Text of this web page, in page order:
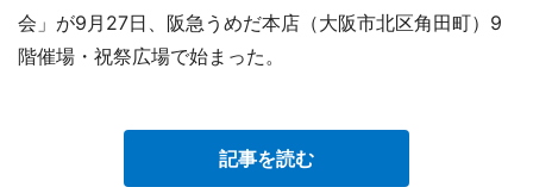
会」が9月27日、阪急うめだ本店（大阪市北区角田町）9
階催場・祝祭広場で始まった。
記事を読む